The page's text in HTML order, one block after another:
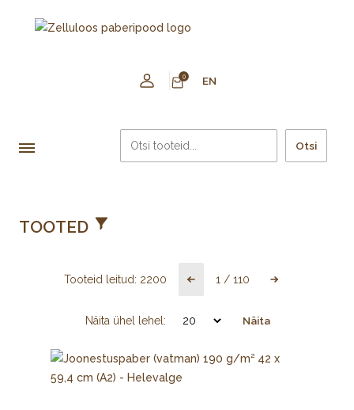
0 EN
Otsi
TOOTED
Tooteid leitud: 2200 1 / 110
Näita ühel lehel: Näita